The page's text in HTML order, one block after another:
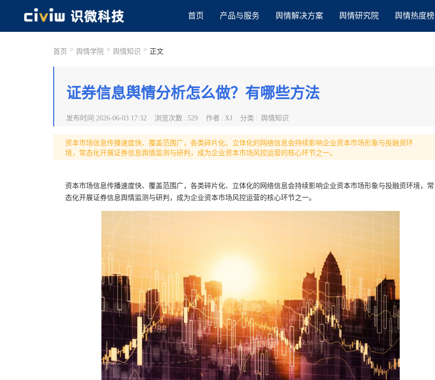
首页 产品与服务 舆情解决方案 舆情研究院 舆情热度榜
首页 > 舆情学院 > 舆情知识 > 正文
证券信息舆情分析怎么做？有哪些方法
发布时间 :2026-06-03 17:32 浏览次数 : 529 作者 : XJ 分类 : 舆情知识
资本市场信息传播速度快、覆盖范围广，各类碎片化、立体化的网络信息会持续影响企业资本市场形象与投融资环
境，常态化开展证券信息舆情监测与研判，成为企业资本市场风控运营的核心环节之一。
资本市场信息传播速度快、覆盖范围广，各类碎片化、立体化的网络信息会持续影响企业资本市场形象与投融资环境，常
态化开展证券信息舆情监测与研判，成为企业资本市场风控运营的核心环节之一。